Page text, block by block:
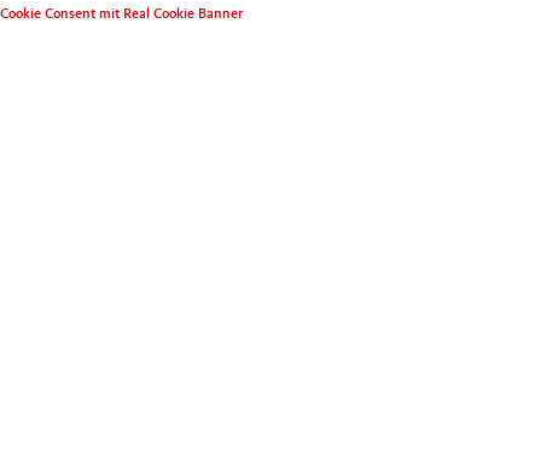
Cookie Consent mit Real Cookie Banner